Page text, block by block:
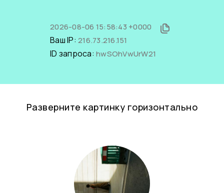
2026-08-06 15:58:43 +0000
Ваш IP: 216.73.216.151
ID запроса: hwSOhVwUrW21
Разверните картинку горизонтально